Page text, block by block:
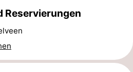
Reservierungen